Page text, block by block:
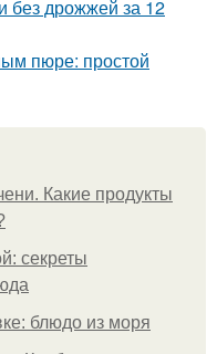
без дрожжей за 12
пюре: простой
Какие продукты
секреты
блюдо из моря